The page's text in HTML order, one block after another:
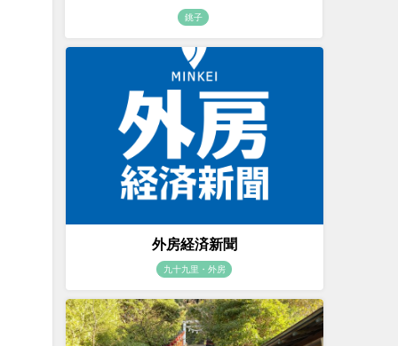
銚子
外房経済新聞
九十九里・外房